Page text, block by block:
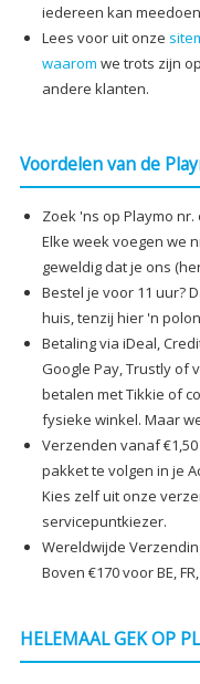
iedereen kan
Lees voor uit onze
waarom we trots zijn
andere klanten.
Voordelen van de
Zoek 'ns op Playmo
Elke week voegen we
geweldig dat je ons
Bestel je voor 11 uur?
huis, tenzij hier 'n
Betaling via iDeal,
Google Pay, Trustly of
betalen met Tikkie of
fysieke winkel. Maar
Verzenden vanaf
pakket te volgen in je
Kies zelf uit onze
servicepuntkiezer.
Wereldwijde
Boven €170 voor BE, FR,
HELEMAAL GEK OP